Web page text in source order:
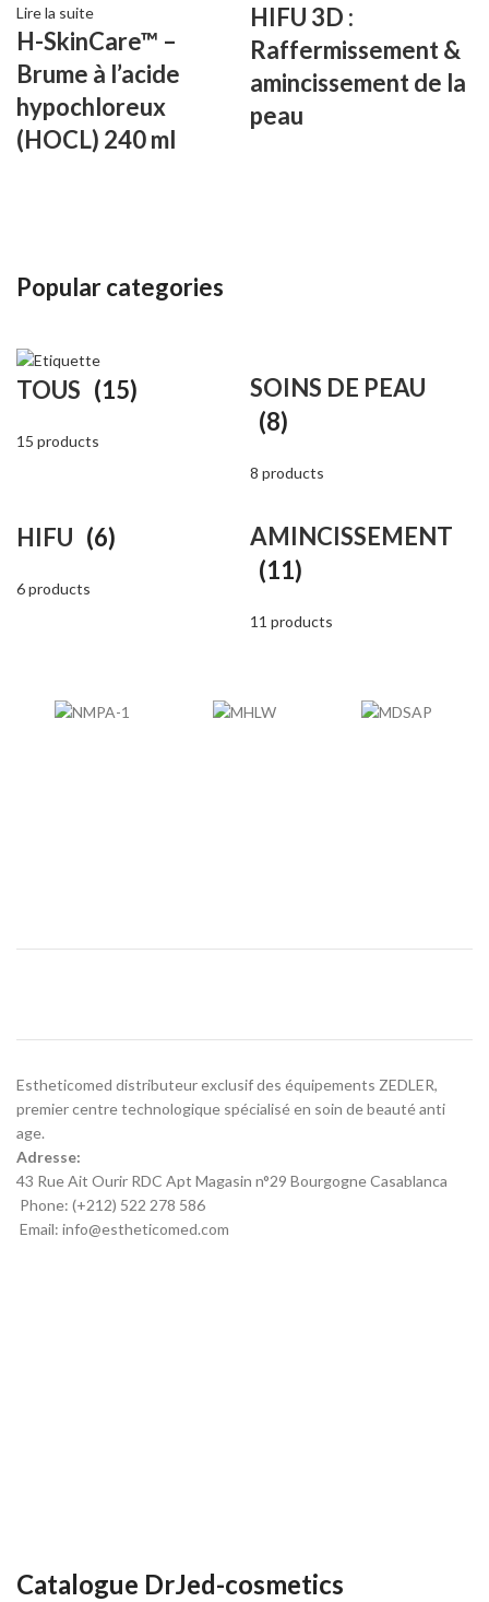
Lire la suite
H-SkinCare™ –
Brume à l’acide
hypochloreux
(HOCL) 240 ml
HIFU 3D :
Raffermissement &
amincissement de la
peau
Popular categories
TOUS (15)
15 products
SOINS DE PEAU
(8)
8 products
HIFU (6)
6 products
AMINCISSEMENT
(11)
11 products
Estheticomed distributeur exclusif des équipements ZEDLER,
premier centre technologique spécialisé en soin de beauté anti
age.
Adresse:
43 Rue Ait Ourir RDC Apt Magasin n°29 Bourgogne Casablanca
Phone: (+212) 522 278 586
Email: info@estheticomed.com
Catalogue DrJed-cosmetics